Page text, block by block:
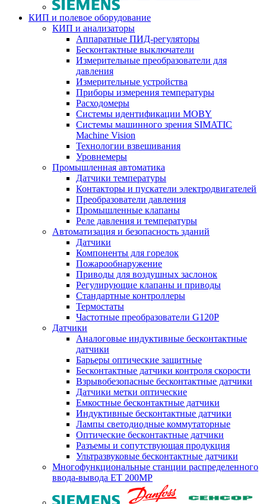
КИП и полевое оборудование
КИП и анализаторы
Аппаратные ПИД-регуляторы
Бесконтактные выключатели
Измерительные преобразователи для
давления
Измерительные устройства
Приборы измерения температуры
Расходомеры
Системы идентификации MOBY
Системы машинного зрения SIMATIC
Machine Vision
Технологии взвешивания
Уровнемеры
Промышленная автоматика
Датчики температуры
Контакторы и пускатели электродвигателей
Преобразователи давления
Промышленные клапаны
Реле давления и температуры
Автоматизация и безопасность зданий
Датчики
Компоненты для горелок
Пожарообнаружение
Приводы для воздушных заслонок
Регулирующие клапаны и приводы
Стандартные контроллеры
Термостаты
Частотные преобразователи G120P
Датчики
Аналоговые индуктивные бесконтактные
датчики
Барьеры оптические защитные
Бесконтактные датчики контроля скорости
Взрывобезопасные бесконтактные датчики
Датчики метки оптические
Емкостные бесконтактные датчики
Индуктивные бесконтактные датчики
Лампы светодиодные коммутаторные
Оптические бесконтактные датчики
Разъемы и сопутствующая продукция
Ультразвуковые бесконтактные датчики
Многофункциональные станции распределенного
ввода-вывода ET 200MP